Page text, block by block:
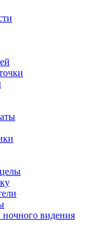
видения